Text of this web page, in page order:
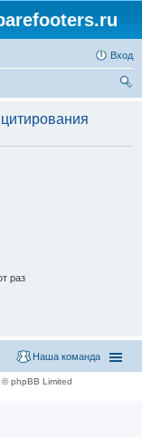
Вход
раз
Наша команда
phpBB Limited